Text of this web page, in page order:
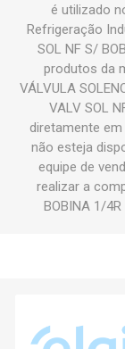
é utilizado
Refrigeração
SOL NF S/
produtos da
VÁLVULA
VALV SOL
diretamente
não esteja
equipe de
realizar a
BOBINA 1/